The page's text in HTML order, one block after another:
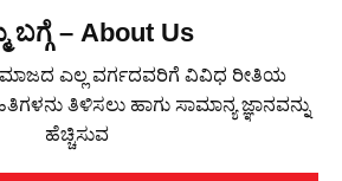
ಬಗ್ಗೆ – About Us
ಎಲ್ಲ ವರ್ಗದವರಿಗೆ ವಿವಿಧ ರೀತಿಯ
ತಿಳಿಸಲು ಹಾಗು ಸಾಮಾನ್ಯ ಜ್ಞಾನವನ್ನು
ಹೆಚ್ಚಿಸುವ